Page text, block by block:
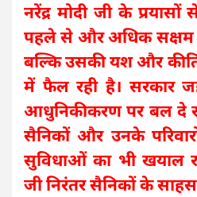
नरेंद्र मोदी जी के
पहले से और अधिक सक्षम
बल्कि उसकी यश और
में फैल रही है। सरकार
आधुनिकीकरण पर बल दे
सैनिकों और उनके
सुविधाओं का भी खयाल रख
जी निरंतर सैनिकों के